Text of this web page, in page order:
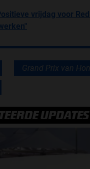
vrijdag voor
Grand Prix van
UPDATES